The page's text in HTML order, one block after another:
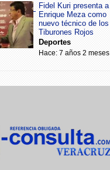
Fidel Kuri presenta a
Enrique Meza como
nuevo técnico de los
Tiburones Rojos
Deportes
Hace: 7 años 2 meses